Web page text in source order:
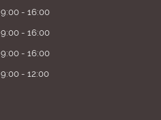
9:00 - 16:00
9:00 - 16:00
9:00 - 16:00
9:00 - 12:00